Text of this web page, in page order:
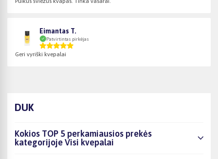
Eimantas T.
Patvirtintas pirkėjas
Geri vyriški kvepalai
DUK
Kokios TOP 5 perkamiausios prekės
kategorijoje Visi kvepalai